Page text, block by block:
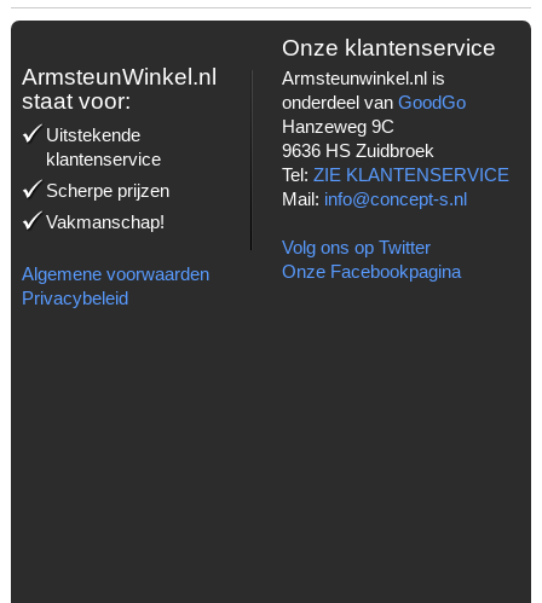
ArmsteunWinkel.nl
staat voor:
Uitstekende
klantenservice
Scherpe prijzen
Vakmanschap!
Algemene voorwaarden
Privacybeleid
Onze klantenservice
Armsteunwinkel.nl is
onderdeel van GoodGo
Hanzeweg 9C
9636 HS Zuidbroek
Tel: ZIE KLANTENSERVICE
Mail: info@concept-s.nl
Volg ons op Twitter
Onze Facebookpagina